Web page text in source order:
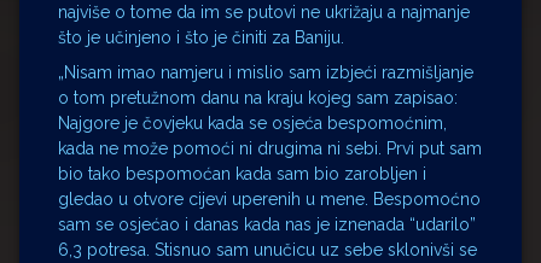
najviše o tome da im se putovi ne ukrižaju a najmanje
što je učinjeno i što je činiti za Baniju.
„Nisam imao namjeru i mislio sam izbjeći razmišljanje
o tom pretužnom danu na kraju kojeg sam zapisao:
Najgore je čovjeku kada se osjeća bespomoćnim,
kada ne može pomoći ni drugima ni sebi. Prvi put sam
bio tako bespomoćan kada sam bio zarobljen i
gledao u otvore cijevi uperenih u mene. Bespomoćno
sam se osjećao i danas kada nas je iznenada “udarilo”
6,3 potresa. Stisnuo sam unučicu uz sebe sklonivši se